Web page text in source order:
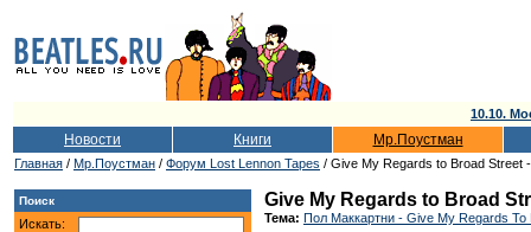
10.10.
Новости Книги Мр.Поустман
Главная / Мр.Поустман / Форум Lost Lennon Tapes / Give My Regards to Broad
Поиск
Искать:
Give My Regards to Broad
Тема: Пол Маккартни - Give My Regards To